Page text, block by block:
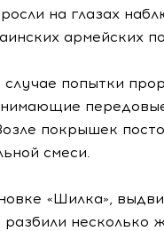
на глазах
армейских
случае попытки
покрышек
смеси.
«Шилка»,
несколько